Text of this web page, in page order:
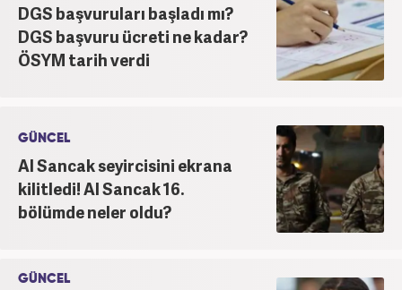
DGS başvuruları başladı mı?
DGS başvuru ücreti ne kadar?
ÖSYM tarih verdi
GÜNCEL
Al Sancak seyircisini ekrana
kilitledi! Al Sancak 16.
bölümde neler oldu?
GÜNCEL